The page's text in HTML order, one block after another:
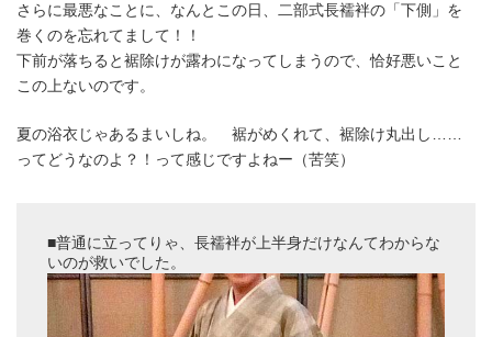
さらに最悪なことに、なんとこの日、二部式長襦袢の「下側」を
巻くのを忘れてまして！！
下前が落ちると裾除けが露わになってしまうので、恰好悪いこと
この上ないのです。
夏の浴衣じゃあるまいしね。 裾がめくれて、裾除け丸出し……
ってどうなのよ？！って感じですよねー（苦笑）
■普通に立ってりゃ、長襦袢が上半身だけなんてわからな
いのが救いでした。